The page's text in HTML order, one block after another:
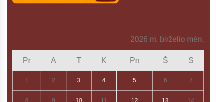
2026 m. birželio mėn.
Pr A T K Pn Š S
1 2 3 4 5 6 7
8 9 10 11 12 13 14